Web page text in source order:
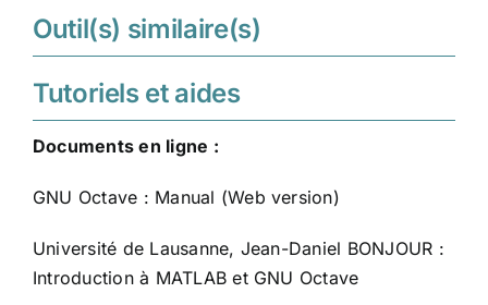
Outil(s) similaire(s)
Tutoriels et aides
Documents en ligne :
GNU Octave : Manual (Web version)
Université de Lausanne, Jean-Daniel BONJOUR :
Introduction à MATLAB et GNU Octave